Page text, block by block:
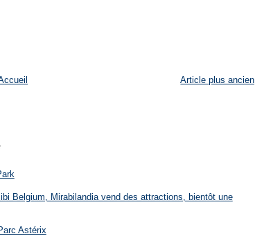
Article plus ancien
Belgium, Mirabilandia vend des attractions, bientôt une
Astérix